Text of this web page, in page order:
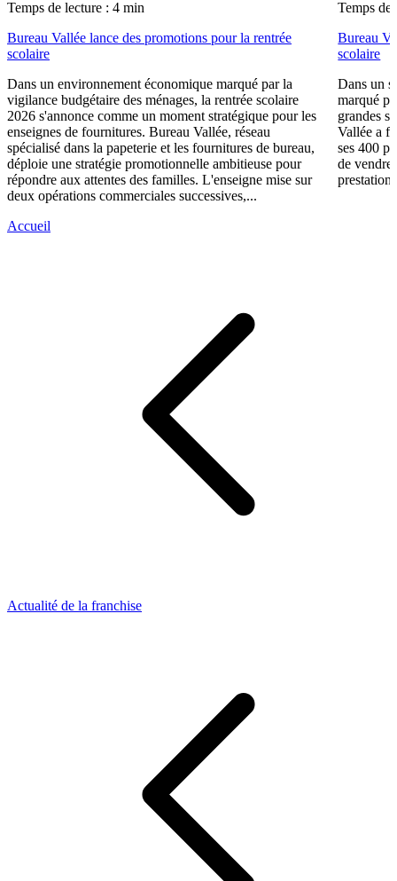
Temps de lecture : 4 min
Bureau Vallée lance des promotions pour la rentrée
scolaire
Dans un environnement économique marqué par la
vigilance budgétaire des ménages, la rentrée scolaire
2026 s'annonce comme un moment stratégique pour les
enseignes de fournitures. Bureau Vallée, réseau
spécialisé dans la papeterie et les fournitures de bureau,
déploie une stratégie promotionnelle ambitieuse pour
répondre aux attentes des familles. L'enseigne mise sur
deux opérations commerciales successives,...
Temps de
Bureau
scolaire
Dans un
marqué
grandes
Vallée a
ses 400
de vendre
Accueil
Actualité de la franchise